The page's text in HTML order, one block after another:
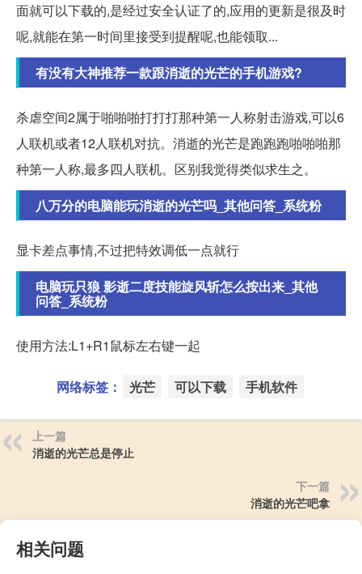
面就可以下载的,是经过安全认证了的,应用的更新是很及时
呢,就能在第一时间里接受到提醒呢,也能领取...
有没有大神推荐一款跟消逝的光芒的手机游戏?
杀虐空间2属于啪啪啪打打打那种第一人称射击游戏,可以6
人联机或者12人联机对抗。消逝的光芒是跑跑跑啪啪啪那
种第一人称,最多四人联机。区别我觉得类似求生之。
八万分的电脑能玩消逝的光芒吗_其他问答_系统粉
显卡差点事情,不过把特效调低一点就行
电脑玩只狼 影逝二度技能旋风斩怎么按出来_其他
问答_系统粉
使用方法:L1+R1鼠标左右键一起
网络标签： 光芒 可以下载 手机软件
上一篇
消逝的光芒总是停止
下一篇
消逝的光芒吧拿
相关问题